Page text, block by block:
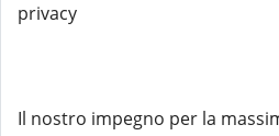
privacy
Il nostro impegno per la